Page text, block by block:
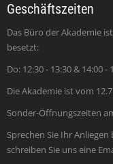
Geschäftszeiten
Das Büro der Akademie
besetzt:
Do: 12:30 - 13:30 & 14:00 -
Die Akademie ist vom
Sonder-Öffnungszeiten
Sprechen Sie Ihr
schreiben Sie uns eine